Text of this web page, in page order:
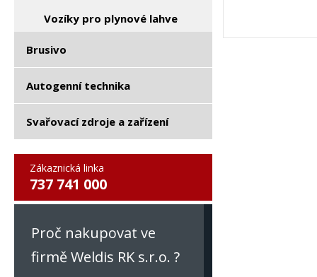
Vozíky pro plynové lahve
Brusivo
Autogenní technika
Svařovací zdroje a zařízení
Zákaznická linka
737 741 000
Proč nakupovat ve
firmě Weldis RK s.r.o. ?